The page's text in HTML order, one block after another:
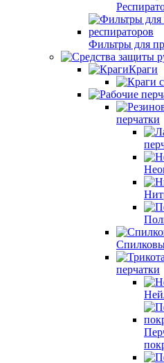
Фильтры для
Краги
перчатки
перчатки